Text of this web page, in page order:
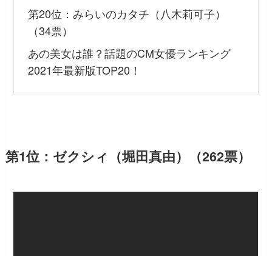
第20位：みらいのカタチ（八木莉可子）
（34票）
あの美女は誰？話題のCM女優ランキング
2021年最新版TOP20！
第1位：ゼクシィ（堀田真由）（262票）